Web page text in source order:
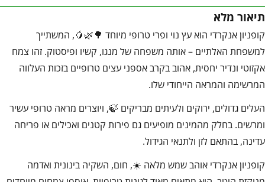
תיאור מלא
קופניון אנקרדי הוא עץ נוי ופרי טרופי מיוחד 🌳🌿🥭, המשתייך
למשפחת האלתיים – אותה משפחה של מנגו, קשיו ופיסטוק. זהו צמח
אקזוטי ונדיר יחסית, אהוב בקרב אספני עצים טרופיים בזכות העלווה
המרשימה והמראה הייחודי שלו.
העלים גדולים, ירוקים ולעיתים מבריקים 🍃, ויוצרים מראה טרופי עשיר
ומרשים. בחלק מהמינים מופיעים גם פירות קטנים ואכילים או פריחה
עדינה, בהתאם לזן ולתנאי הגידול.
קופניון אנקרדי אוהב שמש מלאה ☀️, חום, השקיה בינונית ואדמה